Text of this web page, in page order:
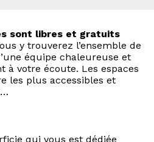
sont libres et gratuits
y trouverez l’ensemble de
équipe chaleureuse et
à votre écoute. Les espaces
les plus accessibles et
qui vous est dédiée